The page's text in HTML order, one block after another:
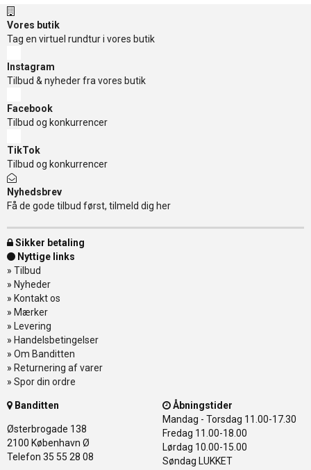
Vores butik
Tag en virtuel rundtur i vores butik
Instagram
Tilbud & nyheder fra vores butik
Facebook
Tilbud og konkurrencer
TikTok
Tilbud og konkurrencer
Nyhedsbrev
Få de gode tilbud først, tilmeld dig her
Sikker betaling
Nyttige links
» Tilbud
» Nyheder
» Kontakt os
» Mærker
» Levering
» Handelsbetingelser
» Om Banditten
» Returnering af varer
» Spor din ordre
Banditten
Østerbrogade 138
2100 København Ø
Telefon 35 55 28 08
Åbningstider
Mandag - Torsdag 11.00-17.30
Fredag 11.00-18.00
Lørdag 10.00-15.00
Søndag LUKKET